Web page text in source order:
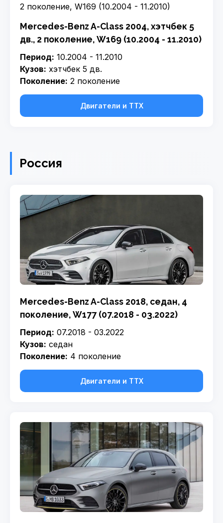
Mercedes-Benz A-Class 2004, хэтчбек 5
дв., 2 поколение, W169 (10.2004 - 11.2010)
Период: 10.2004 - 11.2010
Кузов: хэтчбек 5 дв.
Поколение: 2 поколение
Двигатели и ТТХ
Россия
Mercedes-Benz A-Class 2018, седан, 4
поколение, W177 (07.2018 - 03.2022)
Период: 07.2018 - 03.2022
Кузов: седан
Поколение: 4 поколение
Двигатели и ТТХ